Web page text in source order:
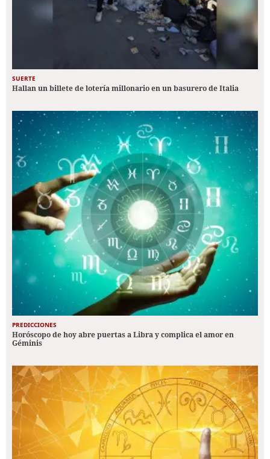
SUERTE
Hallan un billete de lotería millonario en un basurero de Italia
PREDICCIONES
Horóscopo de hoy abre puertas a Libra y complica el amor en
Géminis